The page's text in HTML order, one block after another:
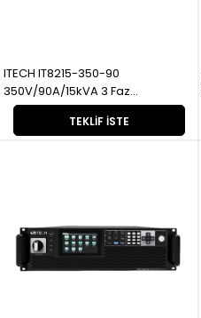
TEKLIF İSTE
ITECH IT8215-350-90
350V/90A/15kVA 3 Faz
Rejeneratif